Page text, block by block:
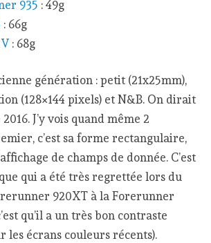
935 : 49g
: 66g
: 68g
génération : petit (21x25mm),
(128×144 pixels) et N&B. On dirait
J’y vois quand même 2
c’est sa forme rectangulaire,
de champs de donnée. C’est
qui a été très regrettée lors du
920XT à la Forerunner
qu’il a un très bon contraste
les écrans couleurs récents).